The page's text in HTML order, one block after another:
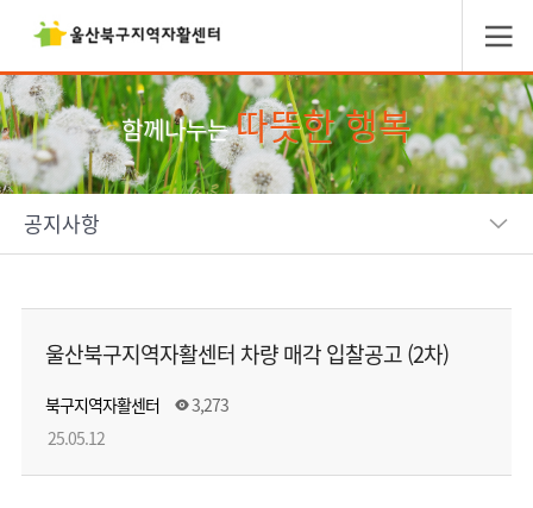
함께나누는따뜻한 행복
공지사항
울산북구지역자활센터 차량 매각 입찰공고 (2차)
북구지역자활센터
3,273
25.05.12